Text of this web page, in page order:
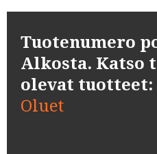
Tuotenumero
Alkosta. Katso
olevat tuotteet:
Oluet